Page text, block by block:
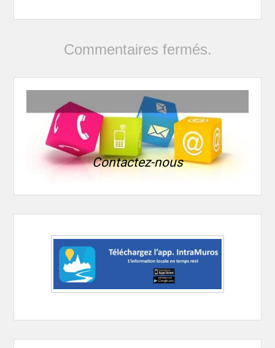
Commentaires fermés.
Contactez-nous